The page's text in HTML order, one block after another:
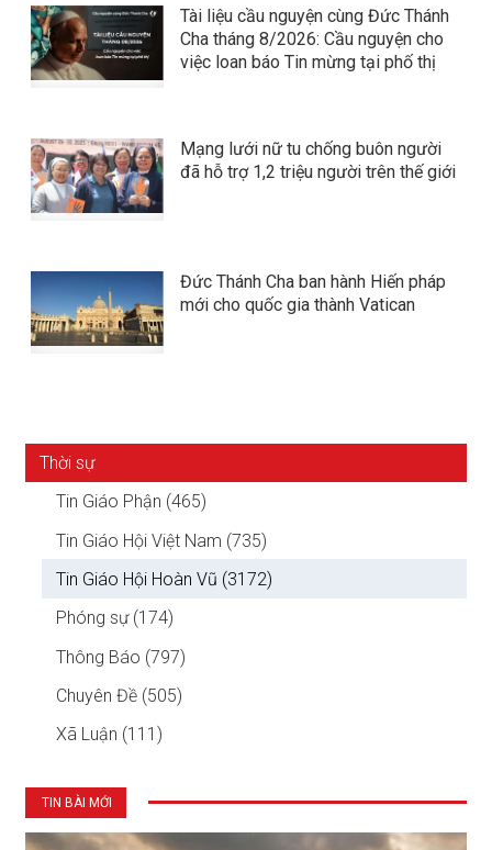
Tài liệu cầu nguyện cùng Đức Thánh
Cha tháng 8/2026: Cầu nguyện cho
việc loan báo Tin mừng tại phố thị
Mạng lưới nữ tu chống buôn người
đã hỗ trợ 1,2 triệu người trên thế giới
Đức Thánh Cha ban hành Hiến pháp
mới cho quốc gia thành Vatican
Thời sự
Tin Giáo Phận (465)
Tin Giáo Hội Việt Nam (735)
Tin Giáo Hội Hoàn Vũ (3172)
Phóng sự (174)
Thông Báo (797)
Chuyên Đề (505)
Xã Luận (111)
TIN BÀI MỚI